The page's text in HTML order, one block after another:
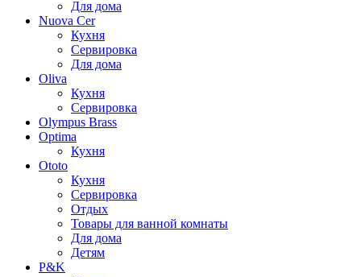
Для дома
Nuova Cer
Кухня
Сервировка
Для дома
Oliva
Кухня
Сервировка
Olympus Brass
Optima
Кухня
Ototo
Кухня
Сервировка
Отдых
Товары для ванной комнаты
Для дома
Детям
P&K